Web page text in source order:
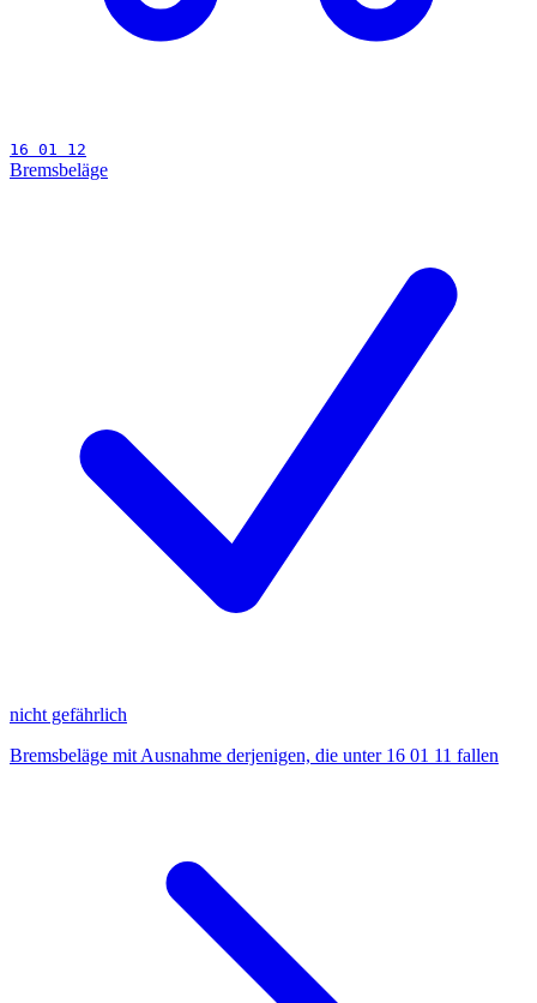
16 01 12
Bremsbeläge
nicht gefährlich
Bremsbeläge mit Ausnahme derjenigen, die unter 16 01 11 fallen